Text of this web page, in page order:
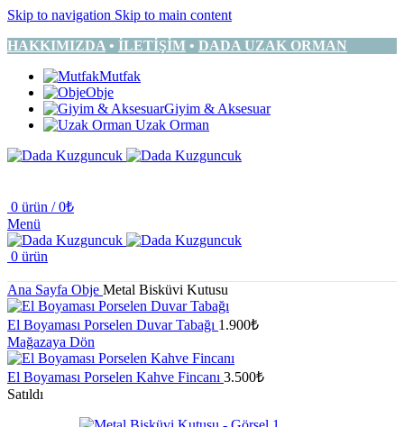
Skip to navigation Skip to main content
HAKKIMIZDA • İLETİŞİM • DADA UZAK ORMAN
Mutfak
Obje
Giyim & Aksesuar
Uzak Orman
0 ürün / 0₺
Menü
0 ürün
Ana Sayfa Obje Metal Bisküvi Kutusu
El Boyaması Porselen Duvar Tabağı 1.900₺
Mağazaya Dön
El Boyaması Porselen Kahve Fincanı 3.500₺
Satıldı